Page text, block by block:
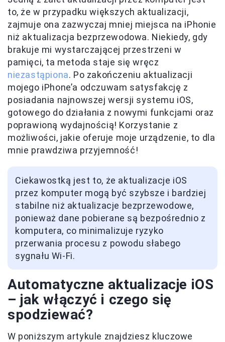
to, że w przypadku większych aktualizacji,
zajmuje ona zazwyczaj mniej miejsca na iPhonie
niż aktualizacja bezprzewodowa. Niekiedy, gdy
brakuje mi wystarczającej przestrzeni w
pamięci, ta metoda staje się wręcz
niezastąpiona. Po zakończeniu aktualizacji
mojego iPhone’a odczuwam satysfakcję z
posiadania najnowszej wersji systemu iOS,
gotowego do działania z nowymi funkcjami oraz
poprawioną wydajnością! Korzystanie z
możliwości, jakie oferuje moje urządzenie, to dla
mnie prawdziwa przyjemność!
Ciekawostką jest to, że aktualizacje iOS
przez komputer mogą być szybsze i bardziej
stabilne niż aktualizacje bezprzewodowe,
ponieważ dane pobierane są bezpośrednio z
komputera, co minimalizuje ryzyko
przerwania procesu z powodu słabego
sygnału Wi-Fi.
Automatyczne aktualizacje iOS
– jak włączyć i czego się
spodziewać?
W poniższym artykule znajdziesz kluczowe